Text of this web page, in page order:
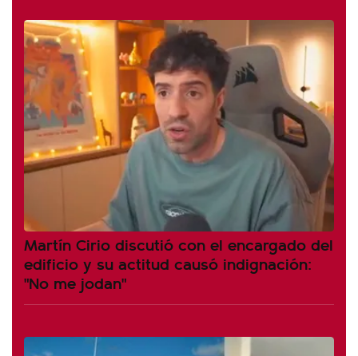
Martín Cirio discutió con el encargado del
edificio y su actitud causó indignación:
"No me jodan"